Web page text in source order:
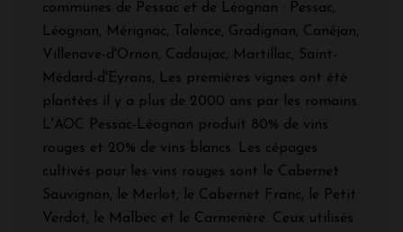
communes de Pessac et de Léognan : Pessac,
Léognan, Mérignac, Talence, Gradignan, Canéjan,
Villenave-d'Ornon, Cadaujac, Martillac, Saint-
Médard-d'Eyrans, Les premières vignes ont été
plantées il y a plus de 2000 ans par les romains.
L'AOC Pessac-Léognan produit 80% de vins
rouges et 20% de vins blancs. Les cépages
cultivés pour les vins rouges sont le Cabernet
Sauvignon, le Merlot, le Cabernet Franc, le Petit
Verdot, le Malbec et le Carmenère. Ceux utilisés